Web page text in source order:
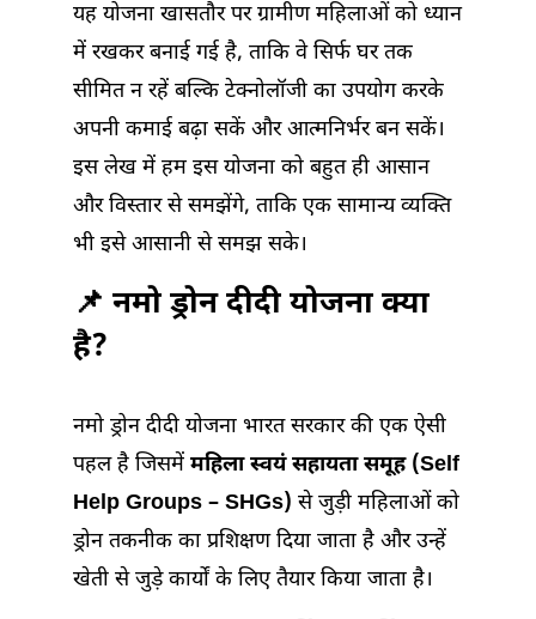
यह योजना खासतौर पर ग्रामीण महिलाओं को ध्यान
में रखकर बनाई गई है, ताकि वे सिर्फ घर तक
सीमित न रहें बल्कि टेक्नोलॉजी का उपयोग करके
अपनी कमाई बढ़ा सकें और आत्मनिर्भर बन सकें।
इस लेख में हम इस योजना को बहुत ही आसान
और विस्तार से समझेंगे, ताकि एक सामान्य व्यक्ति
भी इसे आसानी से समझ सके।
📌 नमो ड्रोन दीदी योजना क्या
है?
नमो ड्रोन दीदी योजना भारत सरकार की एक ऐसी
पहल है जिसमें महिला स्वयं सहायता समूह (Self
Help Groups – SHGs) से जुड़ी महिलाओं को
ड्रोन तकनीक का प्रशिक्षण दिया जाता है और उन्हें
खेती से जुड़े कार्यों के लिए तैयार किया जाता है।